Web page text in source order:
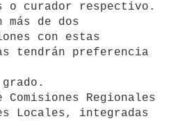
más de dos
tendrán preferencia
Comisiones Regionales
Locales, integradas